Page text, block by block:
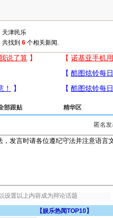
共找到 6 个相关新闻.
部跟贴 精华区
匿名发
【娱乐热闻TOP10】